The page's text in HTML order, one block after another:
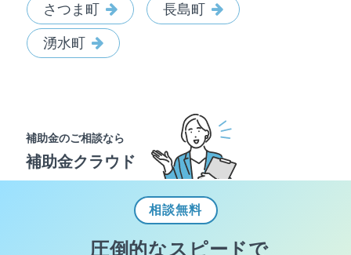
さつま町 長島町
湧水町
補助金のご相談なら
補助金クラウド
相談無料
圧倒的なスピードで